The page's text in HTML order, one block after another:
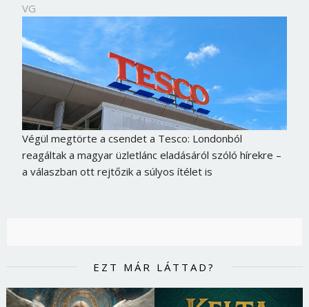
VG
Végül megtörte a csendet a Tesco: Londonból
reagáltak a magyar üzletlánc eladásáról szóló hírekre –
a válaszban ott rejtőzik a súlyos ítélet is
EZT MÁR LÁTTAD?